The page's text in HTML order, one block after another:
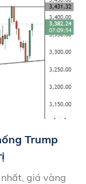
Trump
giá vàng